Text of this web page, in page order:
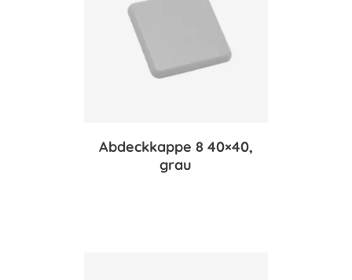
Abdeckkappe 8 40×40,
grau